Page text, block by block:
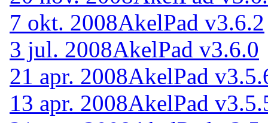
7 okt. 2008AkelPad v3.6.2
3 jul. 2008AkelPad v3.6.0
21 apr. 2008AkelPad
13 apr. 2008AkelPad